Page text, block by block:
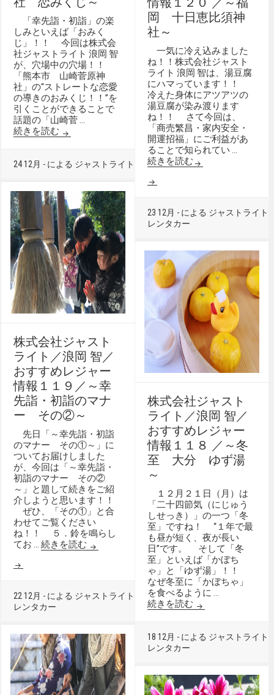
「幸先詣・初詣」の楽
しみといえば「おみく
じ」！！ 今回は株式会
社ジャストライト 浪岡 智
が、穴場中の穴場！！
「熊本市 山崎菅原神
社」の‘‘ストレートな恋愛
の導きのおみくじ！！’’を
引くことができることで
話題の「山崎菅 …
続きを読む
24 12月 - による ジャストライト - 0 -ドライブスポット
岡 十日恵比須神
社～
一気に冷え込みました
ね！！株式会社ジャスト
ライト 浪岡 智は、湯豆腐
にハマっています！！
冷えた身体にアツアツの
湯豆腐が染み渡ります
ね！！ さて今回は、
「商売繁昌・家内安全・
開運招福」にご利益があ
ることで知られてい …
続きを読む
23 12月 - による ジャストライト
レンタカー
株式会社ジャスト
ライト／浪岡 智／
おすすめレジャー
情報１１９／～幸
先詣・初詣のマナ
ー その②～
先日「～幸先詣・初詣
のマナー その①～」に
ついてお届けしました
が、今回は「～幸先詣・
初詣のマナー その②
～」と題して続きをご紹
介しようと思います！！
ぜひ、「その①」と合
わせてご覧ください
ね！！ ５．鈴を鳴らし
てお …続きを読む 株式会社ジャストライト／浪岡
22 12月 - による ジャストライト - 0 -ドライブスポット
レンタカー
株式会社ジャスト
ライト／浪岡 智／
おすすめレジャー
情報１１８ ／～冬
至 大分 ゆず湯
～
１２月２１日（月）は
「二十四節気（にじゅう
しせっき）」の一つ「冬
至」ですね！ ‘‘１年で最
も昼が短く、夜が長い
日’’です。 そして「冬
至」といえば「かぼち
ゃ」と「ゆず湯」！！
なぜ冬至に「かぼちゃ」
を食べるように …
続きを読む
18 12月 - による ジャストライト
レンタカー